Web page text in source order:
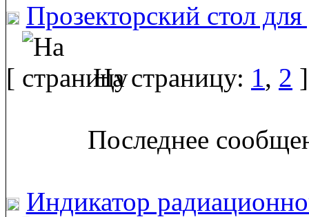
Прозекторский стол
[ На страницу: 1, 2 ]
Последнее
Индикатор